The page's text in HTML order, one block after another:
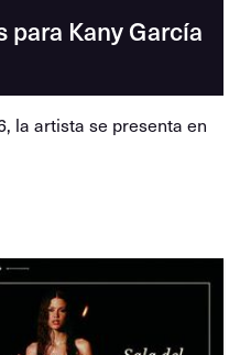
Kany García
la artista se presenta en